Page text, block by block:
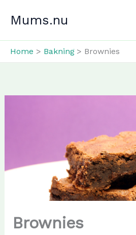
Mums.nu
Home Bakning Brownies
Brownies